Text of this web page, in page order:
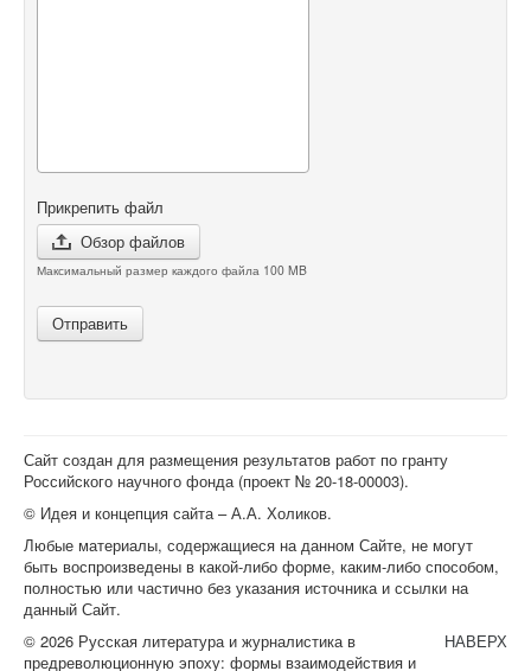
Прикрепить файл
Обзор файлов
Максимальный размер каждого файла 100 MB
Отправить
Сайт создан для размещения результатов работ по гранту
Российского научного фонда (проект № 20-18-00003).
© Идея и концепция сайта – А.А. Холиков.
Любые материалы, содержащиеся на данном Сайте, не могут
быть воспроизведены в какой-либо форме, каким-либо способом,
полностью или частично без указания источника и ссылки на
данный Сайт.
НАВЕРХ
© 2026 Русская литература и журналистика в
предреволюционную эпоху: формы взаимодействия и